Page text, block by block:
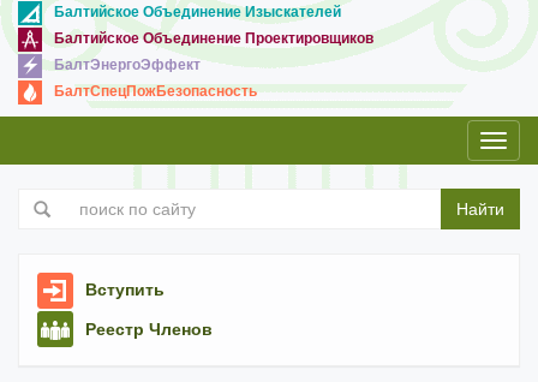
Балтийское Объединение Изыскателей
Балтийское Объединение Проектировщиков
БалтЭнергоЭффект
БалтСпецПожБезопасность
Найти
Вступить
Реестр Членов